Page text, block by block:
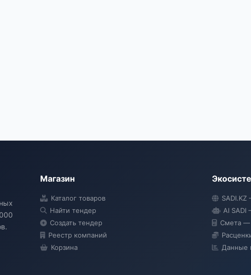
Магазин
Каталог товаров
Найти тендер
Создать тендер
Реестр компаний
Корзина
AI
Смета —
Данные